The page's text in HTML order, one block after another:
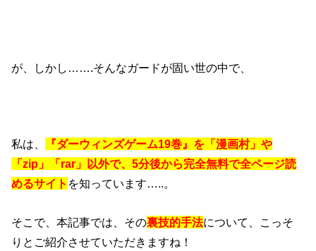
が、しかし…….そんなガードが固い世の中で、
私は、
『ダーウィンズゲーム19巻』を「漫画村」や
「zip」「rar」以外で、5分後から完全無料で全ページ読
めるサイト を知っています…..。
そこで、本記事では、その裏技的手法について、こっそ
りとご紹介させていただきますね！